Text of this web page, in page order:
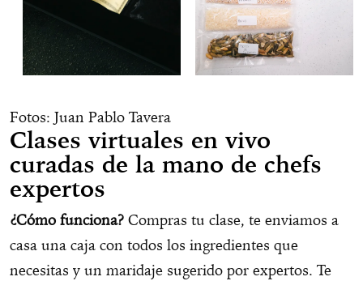
Fotos: Juan Pablo Tavera
Clases virtuales en vivo
curadas de la mano de chefs
expertos
¿Cómo funciona? Compras tu clase, te enviamos a
casa una caja con todos los ingredientes que
necesitas y un maridaje sugerido por expertos. Te